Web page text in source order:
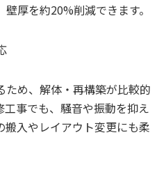
厚を約20%削減できます。
め、解体・再構築が比較的
事でも、騒音や振動を抑え
搬入やレイアウト変更にも柔